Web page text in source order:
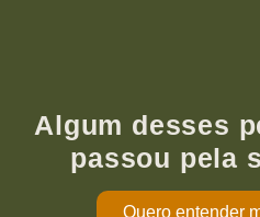
Algum desses
passou pela
Quero entender